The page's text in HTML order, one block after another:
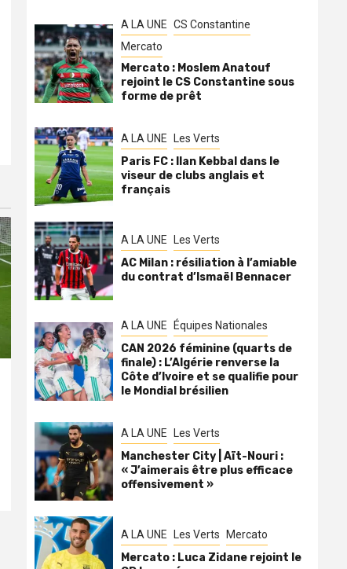
A LA UNE CS Constantine
Mercato
Mercato : Moslem Anatouf
rejoint le CS Constantine sous
forme de prêt
A LA UNE Les Verts
Paris FC : Ilan Kebbal dans le
viseur de clubs anglais et
français
A LA UNE Les Verts
AC Milan : résiliation à l’amiable
du contrat d’Ismaël Bennacer
A LA UNE Équipes Nationales
CAN 2026 féminine (quarts de
finale) : L’Algérie renverse la
Côte d’Ivoire et se qualifie pour
le Mondial brésilien
A LA UNE Les Verts
Manchester City | Aït-Nouri :
« J’aimerais être plus efficace
offensivement »
A LA UNE Les Verts Mercato
Mercato : Luca Zidane rejoint le